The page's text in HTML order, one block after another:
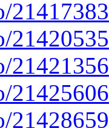
21417383
21420535
21421356
21425606
21428659